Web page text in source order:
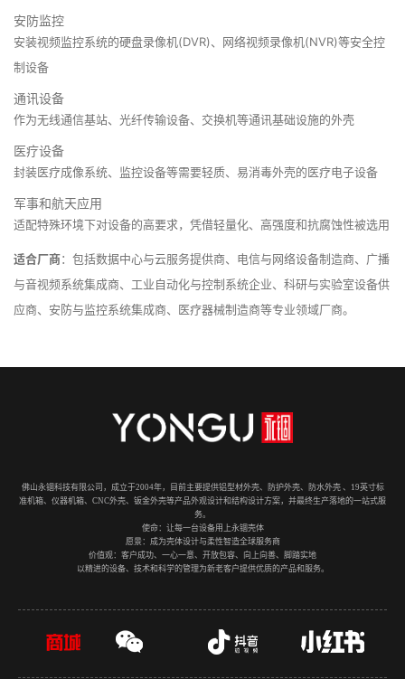
安防监控
安装视频监控系统的硬盘录像机(DVR)、网络视频录像机(NVR)等安全控
制设备
通讯设备
作为无线通信基站、光纤传输设备、交换机等通讯基础设施的外壳
医疗设备
封装医疗成像系统、监控设备等需要轻质、易消毒外壳的医疗电子设备
军事和航天应用
适配特殊环境下对设备的高要求，凭借轻量化、高强度和抗腐蚀性被选用
适合厂商：包括数据中心与云服务提供商、电信与网络设备制造商、广播
与音视频系统集成商、工业自动化与控制系统企业、科研与实验室设备供
应商、安防与监控系统集成商、医疗器械制造商等专业领域厂商。
佛山永锢科技有限公司，成立于2004年，目前主要提供铝型材外壳、防护外壳、防水外壳 、19英寸标
准机箱、仪器机箱、CNC外壳、钣金外壳等产品外观设计和结构设计方案，并最终生产落地的一站式服
务。
使命：让每一台设备用上永锢壳体
愿景：成为壳体设计与柔性智造全球服务商
价值观：客户成功、一心一意、开放包容、向上向善、脚踏实地
以精进的设备、技术和科学的管理为新老客户提供优质的产品和服务。